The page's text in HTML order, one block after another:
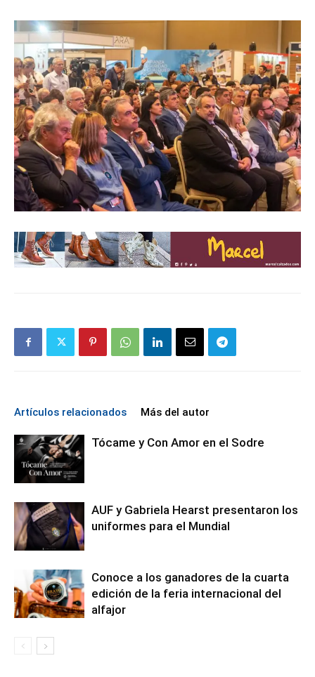
Artículos relacionados Más del autor
Tócame y Con Amor en el Sodre
AUF y Gabriela Hearst presentaron los
uniformes para el Mundial
Conoce a los ganadores de la cuarta
edición de la feria internacional del
alfajor